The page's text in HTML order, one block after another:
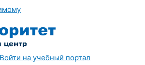
Войти на учебный портал